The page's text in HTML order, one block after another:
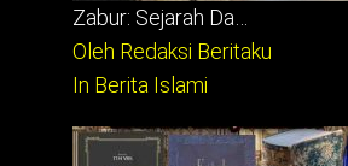
Zabur: Sejarah Da…
Oleh Redaksi Beritaku
In Berita Islami